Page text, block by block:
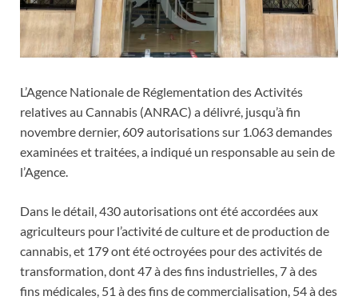
L’Agence Nationale de Réglementation des Activités
relatives au Cannabis (ANRAC) a délivré, jusqu’à fin
novembre dernier, 609 autorisations sur 1.063 demandes
examinées et traitées, a indiqué un responsable au sein de
l’Agence.
Dans le détail, 430 autorisations ont été accordées aux
agriculteurs pour l’activité de culture et de production de
cannabis, et 179 ont été octroyées pour des activités de
transformation, dont 47 à des fins industrielles, 7 à des
fins médicales, 51 à des fins de commercialisation, 54 à des